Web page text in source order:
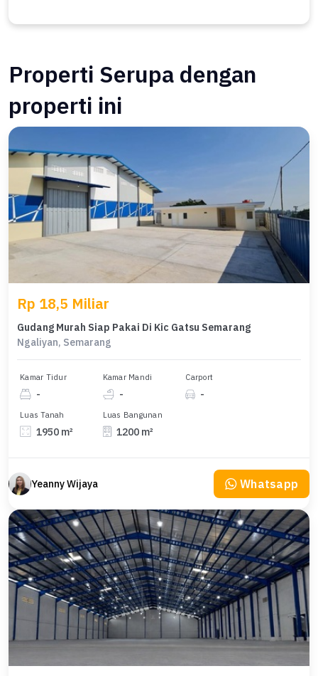
Properti Serupa dengan
properti ini
Rp 18,5 Miliar
Gudang Murah Siap Pakai Di Kic Gatsu Semarang
Ngaliyan, Semarang
Kamar Tidur
-
Kamar Mandi
-
Carport
-
Luas Tanah
1950 m²
Luas Bangunan
1200 m²
Yeanny Wijaya Whatsapp